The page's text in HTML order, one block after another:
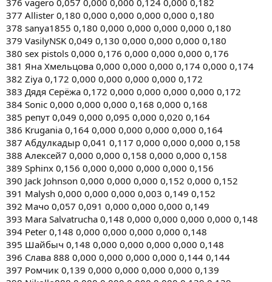
376 vagero 0,057 0,000 0,000 0,124 0,000 0,182
377 Allister 0,180 0,000 0,000 0,000 0,000 0,180
378 sanya1855 0,180 0,000 0,000 0,000 0,000 0,180
379 VasilyNSK 0,049 0,130 0,000 0,000 0,000 0,180
380 sex pistols 0,000 0,176 0,000 0,000 0,000 0,176
381 Яна Хмельцова 0,000 0,000 0,000 0,174 0,000 0,174
382 Ziya 0,172 0,000 0,000 0,000 0,000 0,172
383 Дядя Серёжа 0,172 0,000 0,000 0,000 0,000 0,172
384 Sonic 0,000 0,000 0,000 0,168 0,000 0,168
385 репут 0,049 0,000 0,095 0,000 0,020 0,164
386 Krugania 0,164 0,000 0,000 0,000 0,000 0,164
387 Абдулкадыр 0,041 0,117 0,000 0,000 0,000 0,158
388 Алексей7 0,000 0,000 0,158 0,000 0,000 0,158
389 Sphinx 0,156 0,000 0,000 0,000 0,000 0,156
390 Jack Johnson 0,000 0,000 0,000 0,152 0,000 0,152
391 Malysh 0,000 0,000 0,000 0,003 0,149 0,152
392 Мачо 0,057 0,091 0,000 0,000 0,000 0,149
393 Mara Salvatrucha 0,148 0,000 0,000 0,000 0,000 0,148
394 Peter 0,148 0,000 0,000 0,000 0,000 0,148
395 Шайбыч 0,148 0,000 0,000 0,000 0,000 0,148
396 Слава 888 0,000 0,000 0,000 0,000 0,144 0,144
397 Ромчик 0,139 0,000 0,000 0,000 0,000 0,139